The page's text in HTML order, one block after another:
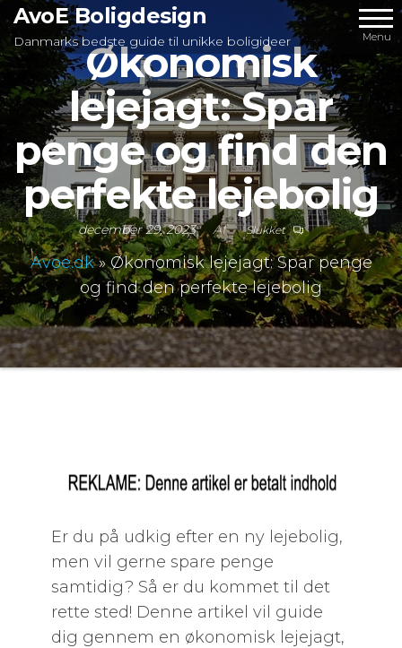
Videre
til
indhold
AvoE Boligdesign
Danmarks bedste guide til unikke boligideer Menu
Økonomisk
lejejagt: Spar
penge og find den
perfekte lejebolig
december 29, 2023 Af Slukket
Avoe.dk»Økonomisk lejejagt: Spar penge
og find den perfekte lejebolig
Er du på udkig efter en ny lejebolig,
men vil gerne spare penge
samtidig? Så er du kommet til det
rette sted! Denne artikel vil guide
dig gennem en økonomisk lejejagt,